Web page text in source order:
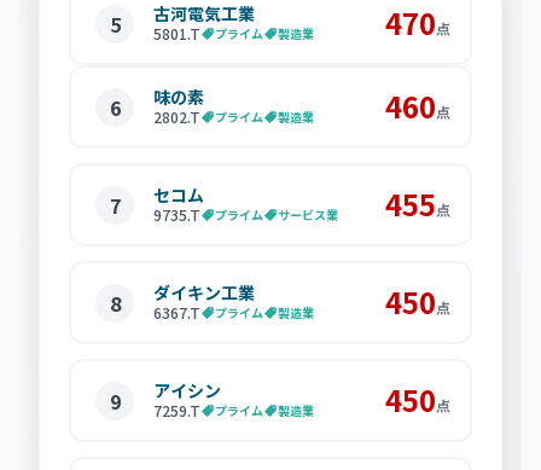
5 古河電気工業
5801.T プライム 製造業 470点
6 味の素
2802.T プライム 製造業 460点
7 セコム
9735.T プライム サービス業 455点
8 ダイキン工業
6367.T プライム 製造業 450点
9 アイシン
7259.T プライム 製造業 450点